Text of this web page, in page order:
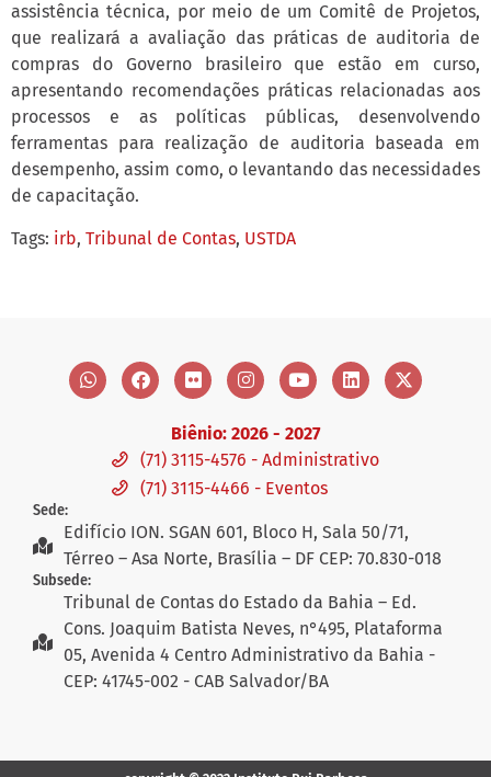
assistência técnica, por meio de um Comitê de Projetos,
que realizará a avaliação das práticas de auditoria de
compras do Governo brasileiro que estão em curso,
apresentando recomendações práticas relacionadas aos
processos e as políticas públicas, desenvolvendo
ferramentas para realização de auditoria baseada em
desempenho, assim como, o levantando das necessidades
de capacitação.
Tags: irb, Tribunal de Contas, USTDA
Biênio: 2026 - 2027
(71) 3115-4576 - Administrativo
(71) 3115-4466 - Eventos
Sede:
Edifício ION. SGAN 601, Bloco H, Sala 50/71,
Térreo – Asa Norte, Brasília – DF CEP: 70.830-018
Subsede:
Tribunal de Contas do Estado da Bahia – Ed.
Cons. Joaquim Batista Neves, n°495, Plataforma
05, Avenida 4 Centro Administrativo da Bahia -
CEP: 41745-002 - CAB Salvador/BA